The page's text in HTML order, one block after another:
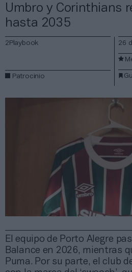
Umbro y Corinthians
hasta 2035
El equipo de Porto Alegre
Balance en 2026, mientras
Puma. Por su parte, el club
2Playbook
Patrocinio
26